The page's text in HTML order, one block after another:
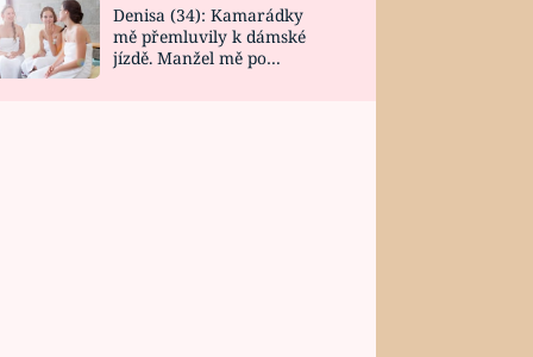
Denisa (34): Kamarádky
mě přemluvily k dámské
jízdě. Manžel mě po